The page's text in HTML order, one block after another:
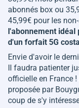
abonnés box ou
45,99€ pour les
l'abonnement
d'un forfait 5G
Envie d'avoir le
Il faudra patienter
officielle en France
proposée par
coup de s'y